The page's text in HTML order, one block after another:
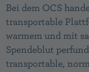
Bei dem OCS
transportable
warmem und mit
Spendeblut
transportable,